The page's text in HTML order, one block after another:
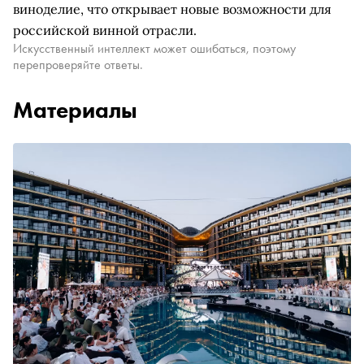
виноделие, что открывает новые возможности для
российской винной отрасли.
Искусственный интеллект может ошибаться, поэтому
перепроверяйте ответы.
Материалы